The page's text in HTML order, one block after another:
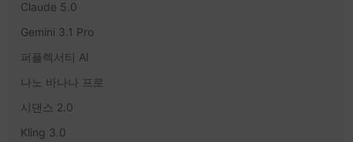
Claude 5.0
Gemini 3.1 Pro
퍼플렉서티 AI
나노 바나나 프로
시댄스 2.0
Kling 3.0